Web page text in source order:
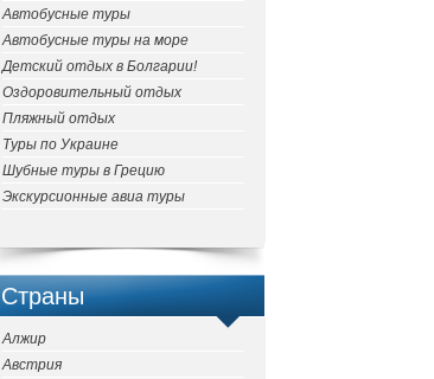
Автобусные туры
Автобусные туры на море
Детский отдых в Болгарии!
Оздоровительный отдых
Пляжный отдых
Туры по Украине
Шубные туры в Грецию
Экскурсионные авиа туры
Страны
Алжир
Австрия